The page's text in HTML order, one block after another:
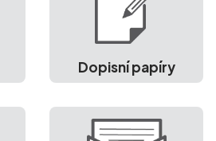
Dopisní papíry